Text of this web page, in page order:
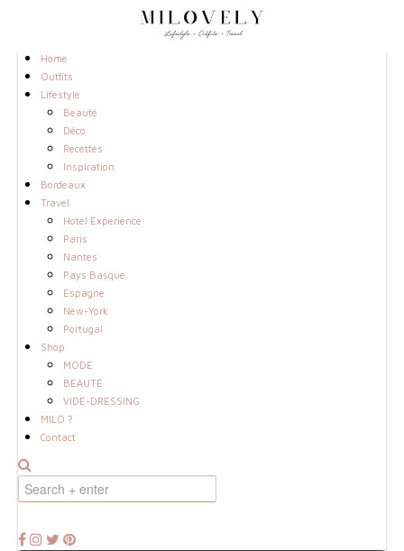
Home
Outfits
Lifestyle
Beauté
Déco
Recettes
Inspiration
Bordeaux
Travel
Hotel Experience
Paris
Nantes
Pays Basque
Espagne
New-York
Portugal
Shop
MODE
BEAUTÉ
VIDE-DRESSING
MILO ?
Contact